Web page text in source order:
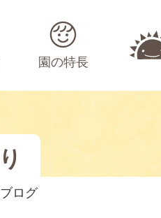
園の特長
ログ